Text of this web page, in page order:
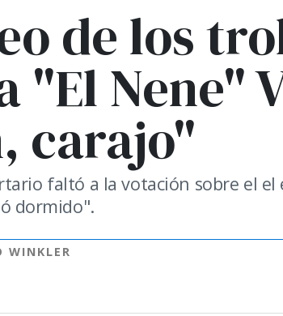
de los
"El Nene"
carajo"
faltó a la votación sobre el
dormido".
WINKLER